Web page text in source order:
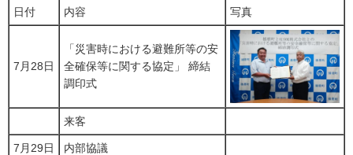
日付 内容 写真
7月28日
「災害時における避難所等の安
全確保等に関する協定」 締結
調印式
来客
7月29日 内部協議